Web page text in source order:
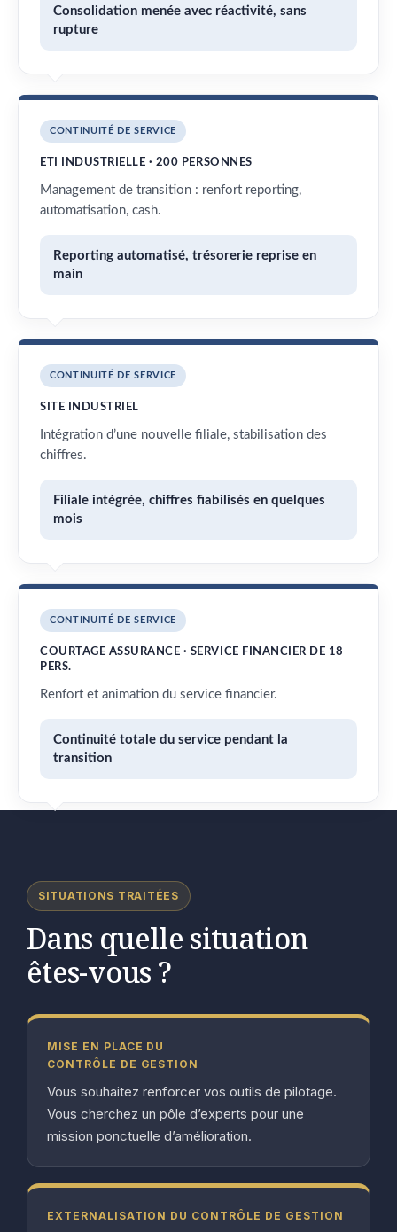
Consolidation menée avec réactivité, sans
rupture
CONTINUITÉ DE SERVICE
ETI INDUSTRIELLE · 200 PERSONNES
Management de transition : renfort reporting,
automatisation, cash.
Reporting automatisé, trésorerie reprise en
main
CONTINUITÉ DE SERVICE
SITE INDUSTRIEL
Intégration d’une nouvelle filiale, stabilisation des
chiffres.
Filiale intégrée, chiffres fiabilisés en quelques
mois
CONTINUITÉ DE SERVICE
COURTAGE ASSURANCE · SERVICE FINANCIER DE 18
PERS.
Renfort et animation du service financier.
Continuité totale du service pendant la
transition
SITUATIONS TRAITÉES
Dans quelle situation
êtes-vous ?
MISE EN PLACE DU
CONTRÔLE DE GESTION
Vous souhaitez renforcer vos outils de pilotage.
Vous cherchez un pôle d’experts pour une
mission ponctuelle d’amélioration.
EXTERNALISATION DU CONTRÔLE DE GESTION